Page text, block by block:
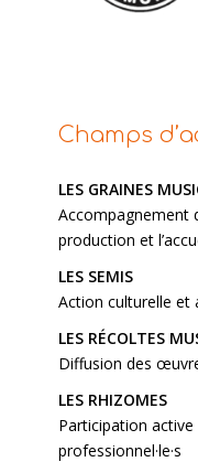
Champs
LES GRAINES
Accompagnement
production et
LES SEMIS
Action culturelle et
LES RÉCOLTES
Diffusion des
LES RHIZOMES
Participation
professionnel·le·s